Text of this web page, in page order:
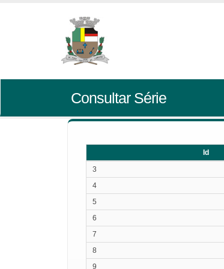
Consultar Série
Id
3
4
5
6
7
8
9